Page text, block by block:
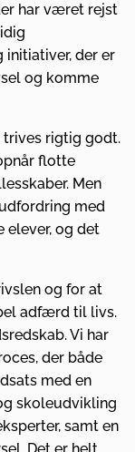
har været rejst
initiativer, der er
og komme
trives rigtig godt.
flotte
Men
med
elever, og det
og for at
adfærd til livs.
Vi har
der både
med en
skoleudvikling
samt en